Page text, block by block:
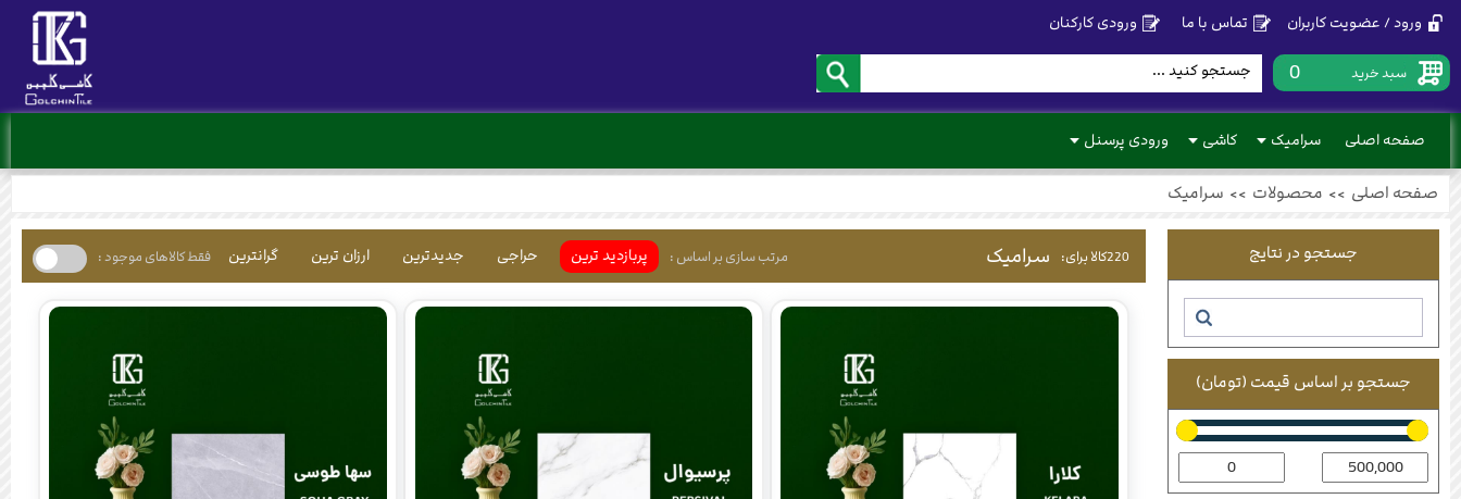
ورود / عضویت کاربران تماس با ما ورودی کارکنان
سبد خرید 0
صفحه اصلی سرامیک کاشی ورودی پرسنل
صفحه اصلی >> محصولات >> سرامیک
جستجو در نتایج
جستجو بر اساس قیمت (تومان)
220کالا برای: سرامیک مرتب سازی بر اساس : پربازدید ترین حراجی جدیدترین ارزان ترین گرانترین فقط کالاهای موجود :